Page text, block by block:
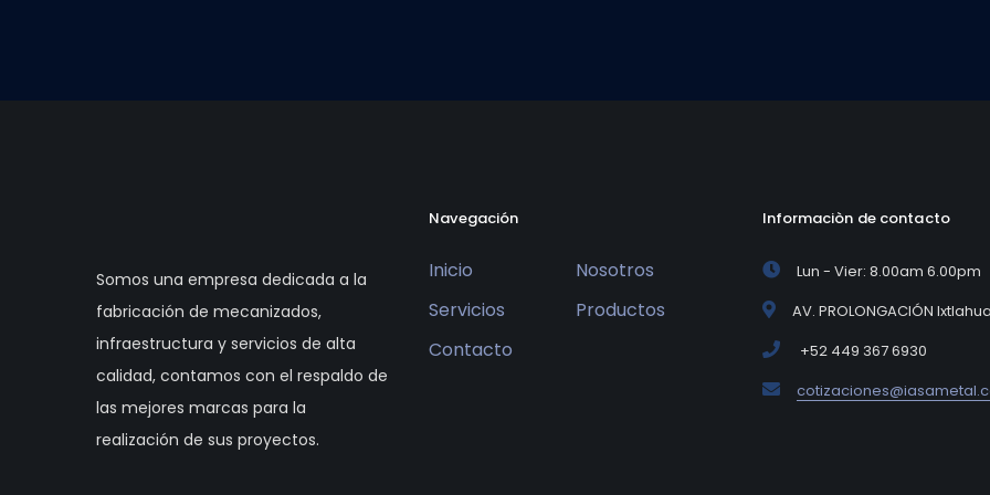
Somos una empresa dedicada a la
fabricación de mecanizados,
infraestructura y servicios de alta
calidad, contamos con el respaldo de
las mejores marcas para la
realización de sus proyectos.
Navegación
Inicio
Nosotros
Servicios
Productos
Contacto
Informaciòn de contacto
Lun - Vier: 8.00am 6.00pm
AV. PROLONGACIÓN
+52 449 367 6930